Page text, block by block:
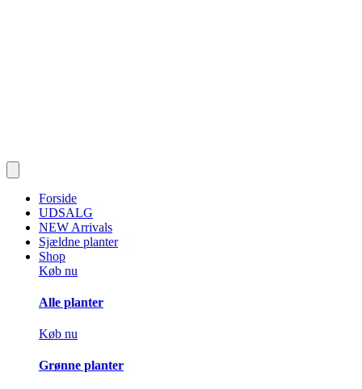
Forside
UDSALG
NEW Arrivals
Sjældne planter
Shop
Køb nu
Alle planter
Køb nu
Grønne planter